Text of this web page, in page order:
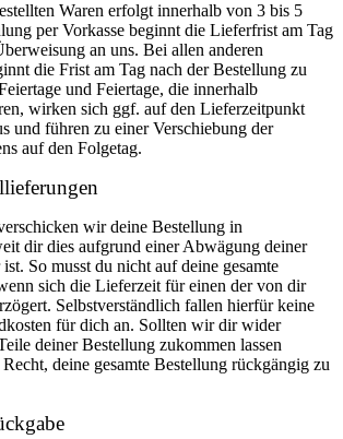
Waren erfolgt innerhalb von 3 bis 5
per Vorkasse beginnt die Lieferfrist am Tag
an uns. Bei allen anderen
die Frist am Tag nach der Bestellung zu
und Feiertage, die innerhalb
wirken sich ggf. auf den Lieferzeitpunkt
und führen zu einer Verschiebung der
auf den Folgetag.
wir deine Bestellung in
dir dies aufgrund einer Abwägung deiner
So musst du nicht auf deine gesamte
sich die Lieferzeit für einen der von dir
Selbstverständlich fallen hierfür keine
für dich an. Sollten wir dir wider
deiner Bestellung zukommen lassen
deine gesamte Bestellung rückgängig zu